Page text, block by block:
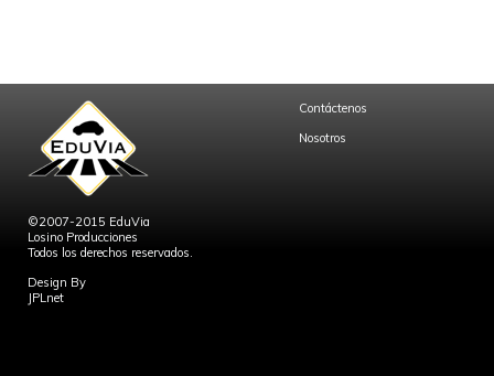
©2007-2015 EduVia
Losino Producciones
Todos los derechos reservados.
Design By
JPLnet
Contáctenos
Nosotros